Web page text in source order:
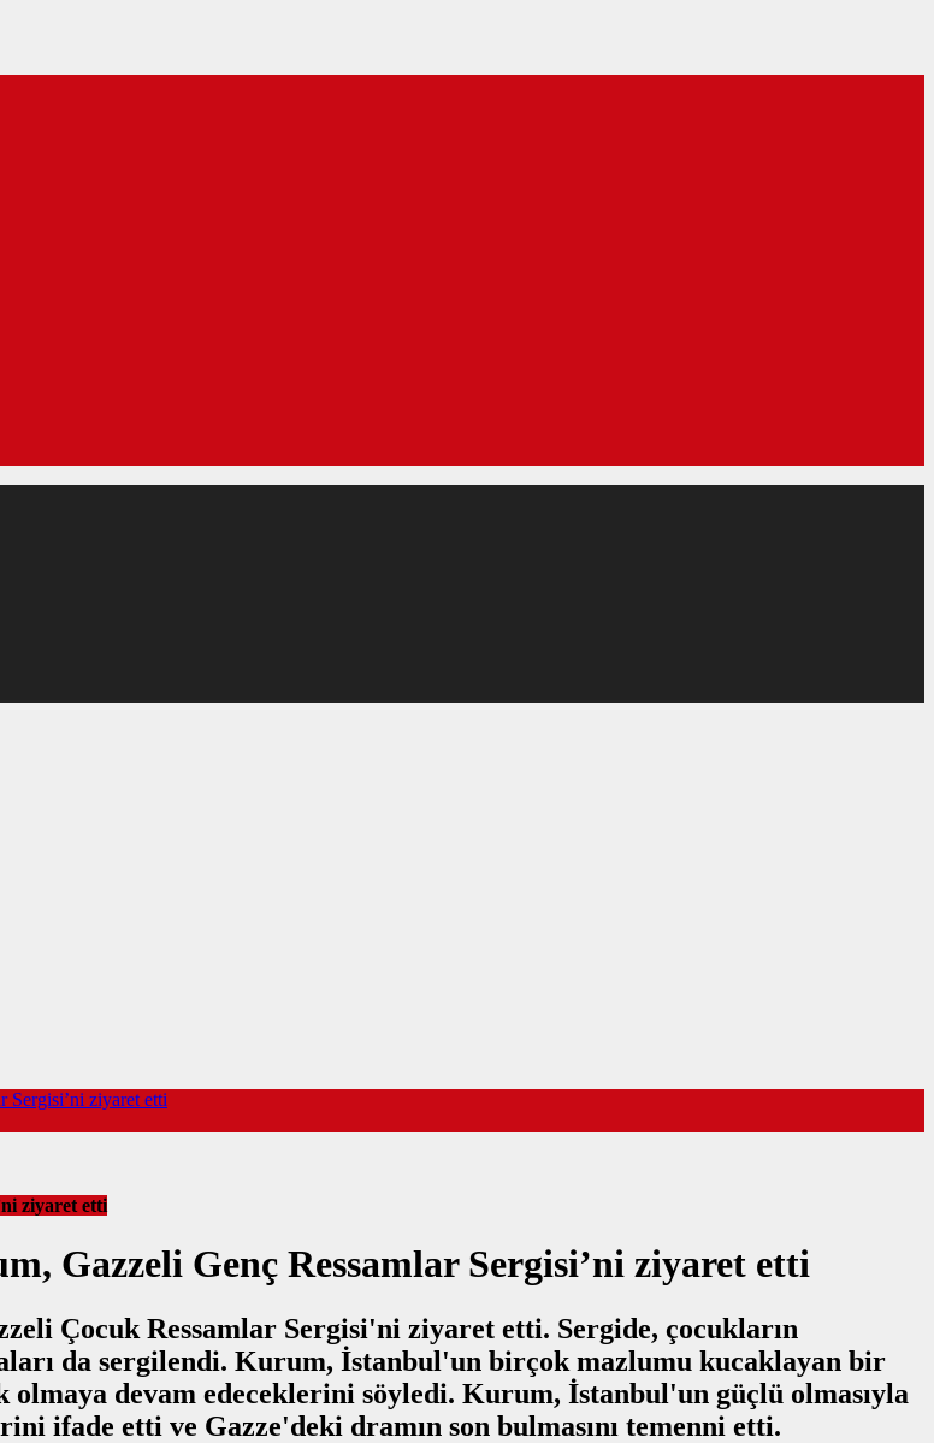
Sergisi’ni ziyaret etti
ziyaret etti
Gazzeli Genç Ressamlar Sergisi’ni ziyaret etti
Çocuk Ressamlar Sergisi'ni ziyaret etti. Sergide, çocukların
da sergilendi. Kurum, İstanbul'un birçok mazlumu kucaklayan bir
devam edeceklerini söyledi. Kurum, İstanbul'un güçlü olmasıyla
ifade etti ve Gazze'deki dramın son bulmasını temenni etti.